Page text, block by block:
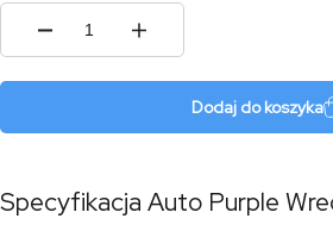
ilość
Dodaj do koszyka
Specyfikacja Auto Purple